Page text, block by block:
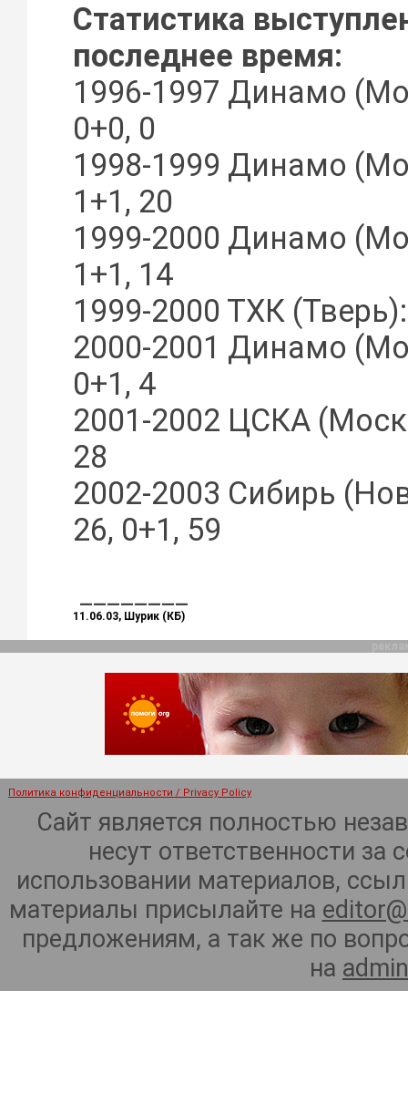
Статистика
последнее время:
1996-1997 Динамо
0+0, 0
1998-1999 Динамо
1+1, 20
1999-2000 Динамо
1+1, 14
1999-2000 ТХК
2000-2001 Динамо
0+1, 4
2001-2002 ЦСКА
28
2002-2003 Сибирь
26, 0+1, 59
________
11.06.03, Шурик (КБ)
Политика конфиденциальности / Privacy Policy
Сайт является полностью
несут ответственности
использовании материалов,
материалы присылайте на
предложениям, а так же по
на